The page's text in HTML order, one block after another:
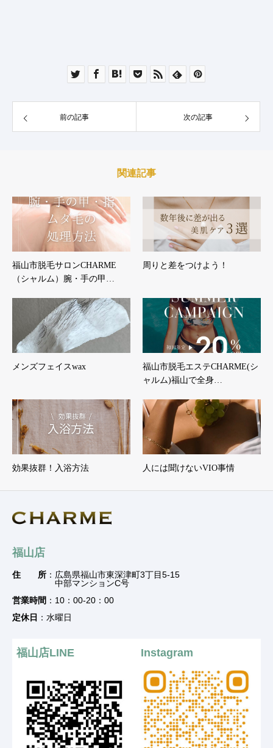
前の記事 次の記事
関連記事
福山市脱毛サロンCHARME
（シャルム）腕・手の甲…
周りと差をつけよう！
メンズフェイスwax
福山市脱毛エステCHARME(シ
ャルム)福山で全身…
効果抜群！入浴方法 人には聞けないVIO事情
福山店
住 所 ：広島県福山市東深津町3丁目5-15
中部マンションC号
営業時間 ：10：00-20：00
定休日 ：水曜日
福山店LINE Instagram